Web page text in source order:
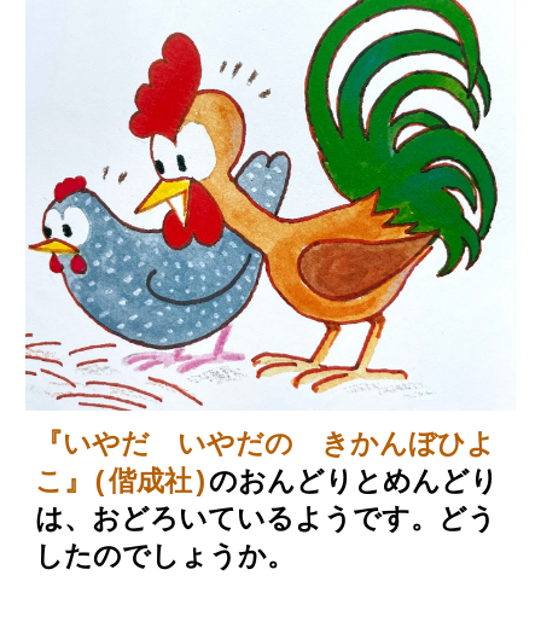
『いやだ いやだの きかんぼひよ
こ』(偕成社)のおんどりとめんどり
は、おどろいているようです。どう
したのでしょうか。